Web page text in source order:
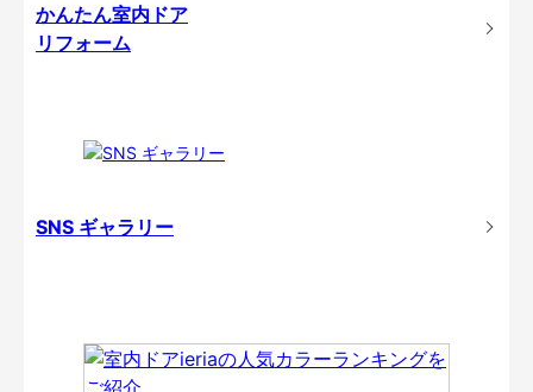
かんたん室内ドア
リフォーム
SNS ギャラリー